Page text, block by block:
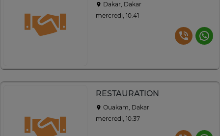
Dakar, Dakar
mercredi, 10:41
RESTAURATION
Ouakam, Dakar
mercredi, 10:37